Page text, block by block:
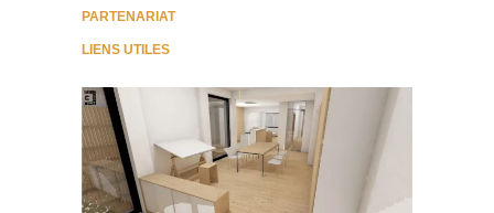
PARTENARIAT
LIENS UTILES